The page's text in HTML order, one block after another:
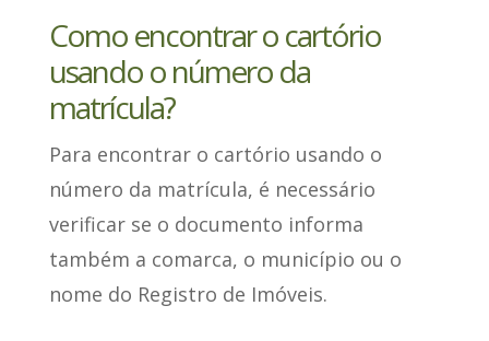
Como encontrar o cartório
usando o número da
matrícula?
Para encontrar o cartório usando o
número da matrícula, é necessário
verificar se o documento informa
também a comarca, o município ou o
nome do Registro de Imóveis.